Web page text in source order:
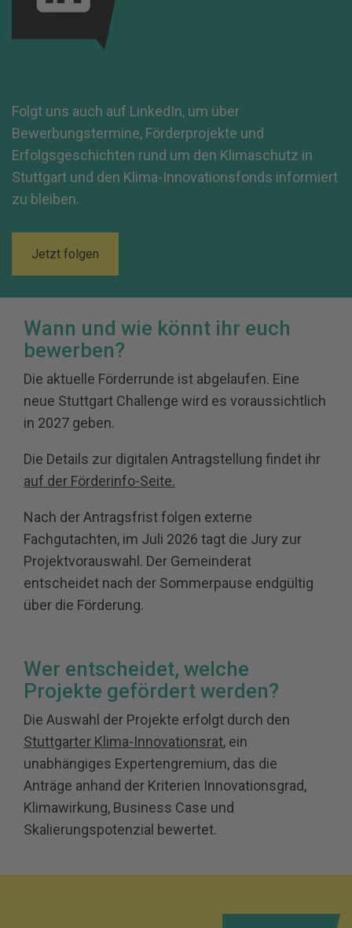
Folgt uns auch auf LinkedIn, um über
Bewerbungstermine, Förderprojekte und
Erfolgsgeschichten rund um den Klimaschutz in
Stuttgart und den Klima-Innovationsfonds informiert
zu bleiben.
Jetzt folgen
Wann und wie könnt ihr euch
bewerben?
Die aktuelle Förderrunde ist abgelaufen. Eine
neue Stuttgart Challenge wird es voraussichtlich
in 2027 geben.
Die Details zur digitalen Antragstellung findet ihr
auf der Förderinfo-Seite.
Nach der Antragsfrist folgen externe
Fachgutachten, im Juli 2026 tagt die Jury zur
Projektvorauswahl. Der Gemeinderat
entscheidet nach der Sommerpause endgültig
über die Förderung.
Wer entscheidet, welche
Projekte gefördert werden?
Die Auswahl der Projekte erfolgt durch den
Stuttgarter Klima-Innovationsrat, ein
unabhängiges Expertengremium, das die
Anträge anhand der Kriterien Innovationsgrad,
Klimawirkung, Business Case und
Skalierungspotenzial bewertet.